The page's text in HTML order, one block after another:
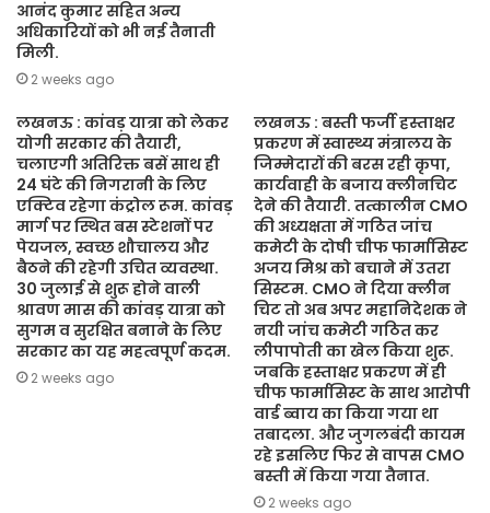
आनंद कुमार सहित अन्य
अधिकारियों को भी नई तैनाती
मिली.
2 weeks ago
लखनऊ : कांवड़ यात्रा को लेकर
योगी सरकार की तैयारी,
चलाएगी अतिरिक्त बसें साथ ही
24 घंटे की निगरानी के लिए
एक्टिव रहेगा कंट्रोल रूम. कांवड़
मार्ग पर स्थित बस स्टेशनों पर
पेयजल, स्वच्छ शौचालय और
बैठने की रहेगी उचित व्यवस्था.
30 जुलाई से शुरू होने वाली
श्रावण मास की कांवड़ यात्रा को
सुगम व सुरक्षित बनाने के लिए
सरकार का यह महत्वपूर्ण कदम.
2 weeks ago
लखनऊ : बस्ती फर्जी हस्ताक्षर
प्रकरण में स्वास्थ्य मंत्रालय के
जिम्मेदारों की बरस रही कृपा,
कार्यवाही के बजाय क्लीनचिट
देने की तैयारी. तत्कालीन CMO
की अध्यक्षता में गठित जांच
कमेटी के दोषी चीफ फार्मासिस्ट
अजय मिश्र को बचाने में उतरा
सिस्टम. CMO ने दिया क्लीन
चिट तो अब अपर महानिदेशक ने
नयी जांच कमेटी गठित कर
लीपापोती का खेल किया शुरू.
जबकि हस्ताक्षर प्रकरण में ही
चीफ फार्मासिस्ट के साथ आरोपी
वार्ड ब्वाय का किया गया था
तबादला. और जुगलबंदी कायम
रहे इसलिए फिर से वापस CMO
बस्ती में किया गया तैनात.
2 weeks ago